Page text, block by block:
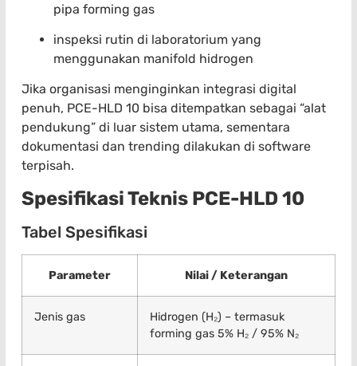
pipa forming gas
inspeksi rutin di laboratorium yang
menggunakan manifold hidrogen
Jika organisasi menginginkan integrasi digital
penuh, PCE-HLD 10 bisa ditempatkan sebagai “alat
pendukung” di luar sistem utama, sementara
dokumentasi dan trending dilakukan di software
terpisah.
Spesifikasi Teknis PCE-HLD 10
Tabel Spesifikasi
Parameter Nilai / Keterangan
Jenis gas
Hidrogen (H₂) – termasuk
forming gas 5% H₂ / 95% N₂